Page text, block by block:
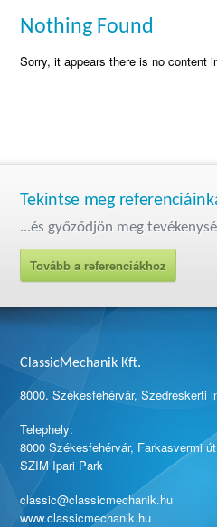
Nothing Found
Sorry, it appears there is no content
Tekintse meg
...és győződjön meg
Tovább a referenciákhoz
ClassicMechanik Kft.
8000. Székesfehérvár, Szedreskerti
Telephely:
8000 Székesfehérvár, Farkasvermi
SZIM Ipari Park
classic@classicmechanik.hu
www.classicmechanik.hu